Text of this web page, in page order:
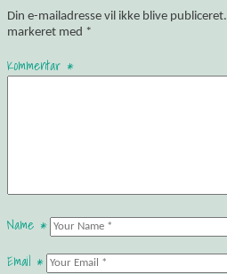
Din e-mailadresse vil ikke blive publiceret.
markeret med *
Kommentar *
Name *
Email *